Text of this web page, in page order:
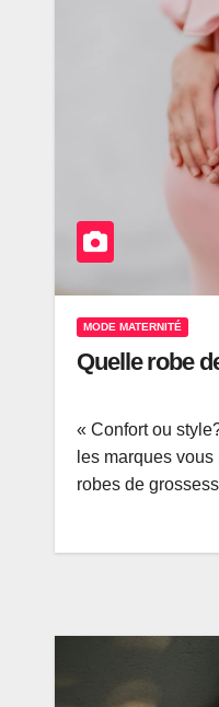
MODE MATERNITÉ
Quelle robe
« Confort ou
les marques
robes de